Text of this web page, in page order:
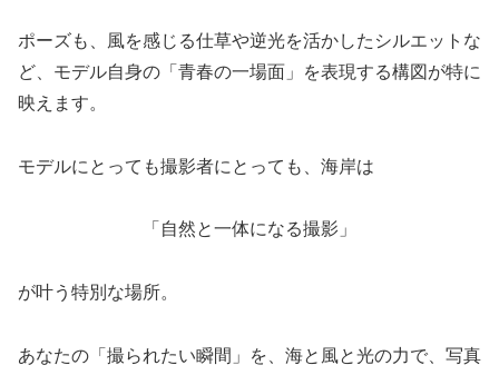
ポーズも、風を感じる仕草や逆光を活かしたシルエットな
ど、モデル自身の「青春の一場面」を表現する構図が特に
映えます。
モデルにとっても撮影者にとっても、海岸は
「自然と一体になる撮影」
が叶う特別な場所。
あなたの「撮られたい瞬間」を、海と風と光の力で、写真